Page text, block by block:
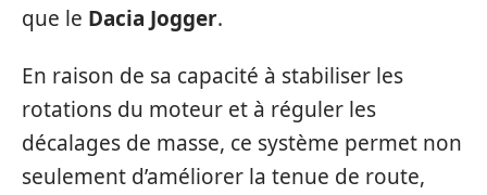
que le Dacia Jogger.
En raison de sa capacité à stabiliser les
rotations du moteur et à réguler les
décalages de masse, ce système permet non
seulement d’améliorer la tenue de route,